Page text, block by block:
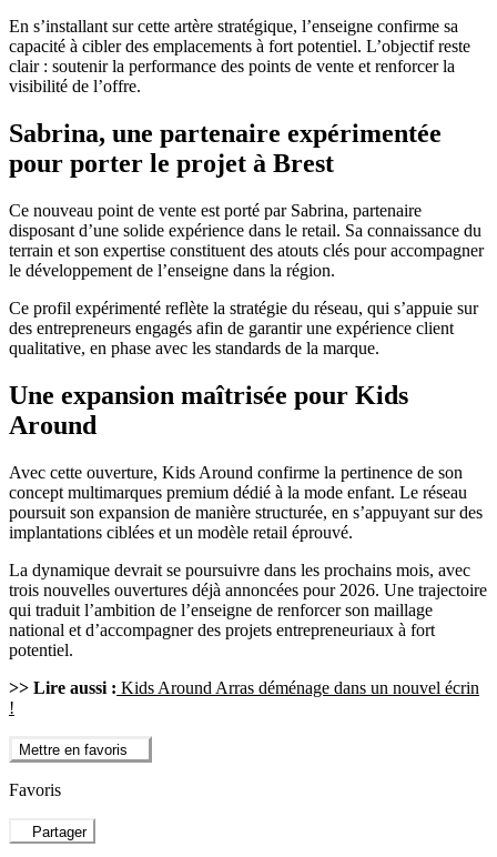
En s’installant sur cette artère stratégique, l’enseigne confirme sa
capacité à cibler des emplacements à fort potentiel. L’objectif reste
clair : soutenir la performance des points de vente et renforcer la
visibilité de l’offre.
Sabrina, une partenaire expérimentée
pour porter le projet à Brest
Ce nouveau point de vente est porté par Sabrina, partenaire
disposant d’une solide expérience dans le retail. Sa connaissance du
terrain et son expertise constituent des atouts clés pour accompagner
le développement de l’enseigne dans la région.
Ce profil expérimenté reflète la stratégie du réseau, qui s’appuie sur
des entrepreneurs engagés afin de garantir une expérience client
qualitative, en phase avec les standards de la marque.
Une expansion maîtrisée pour Kids
Around
Avec cette ouverture, Kids Around confirme la pertinence de son
concept multimarques premium dédié à la mode enfant. Le réseau
poursuit son expansion de manière structurée, en s’appuyant sur des
implantations ciblées et un modèle retail éprouvé.
La dynamique devrait se poursuivre dans les prochains mois, avec
trois nouvelles ouvertures déjà annoncées pour 2026. Une trajectoire
qui traduit l’ambition de l’enseigne de renforcer son maillage
national et d’accompagner des projets entrepreneuriaux à fort
potentiel.
>> Lire aussi : Kids Around Arras déménage dans un nouvel écrin
!
Mettre en favoris
Favoris
Partager